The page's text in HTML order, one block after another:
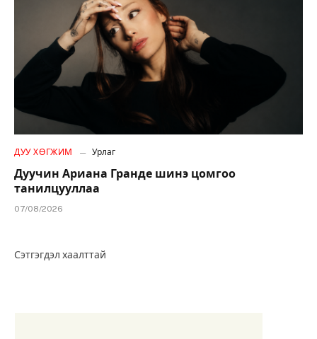
ДУУ ХӨГЖИМ Урлаг
Дуучин Ариана Гранде шинэ цомгоо
танилцууллаа
07/08/2026
Сэтгэгдэл хаалттай